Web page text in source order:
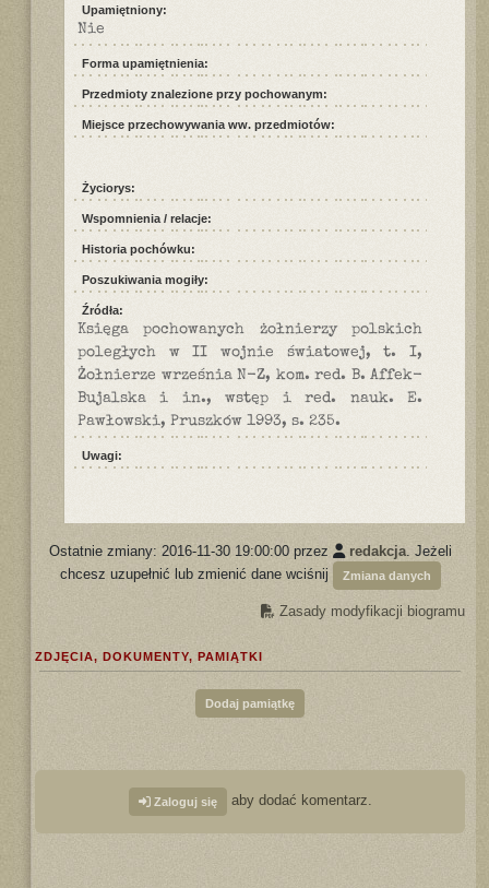
Upamiętniony:
Nie
Forma upamiętnienia:
Przedmioty znalezione przy pochowanym:
Miejsce przechowywania ww. przedmiotów:
Życiorys:
Wspomnienia / relacje:
Historia pochówku:
Poszukiwania mogiły:
Źródła:
Księga pochowanych żołnierzy polskich
poległych w II wojnie światowej, t. I,
Żołnierze września N-Z, kom. red. B. Affek-
Bujalska i in., wstęp i red. nauk. E.
Pawłowski, Pruszków 1993, s. 235.
Uwagi:
Ostatnie zmiany: 2016-11-30 19:00:00 przez redakcja. Jeżeli
chcesz uzupełnić lub zmienić dane wciśnij
Zmiana danych
Zasady modyfikacji biogramu
ZDJĘCIA, DOKUMENTY, PAMIĄTKI
Dodaj pamiątkę
Zaloguj się aby dodać komentarz.